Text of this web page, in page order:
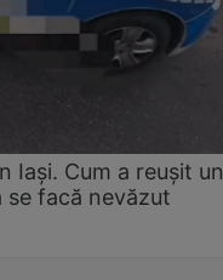
Iași. Cum a reușit un
se facă nevăzut